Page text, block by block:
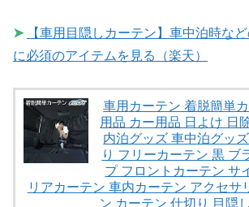
➤
【車用目隠しカーテン】車中泊時な
に必須のアイテムを見る（楽天）
車用カーテン 着脱簡単
用品 カー用品 日よけ 日
内泊グッズ 車中泊グッ
り フリーカーテン 黒 ブ
プ フロントカーテン サ
リアカーテン 車内カーテン アクセサ
ン カーテン 仕切り 目隠し